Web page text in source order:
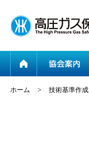
ホーム > 技術基準作成